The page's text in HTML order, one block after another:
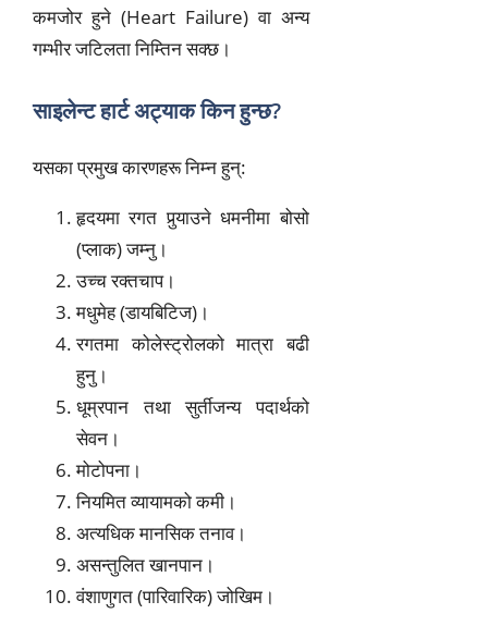
कमजोर हुने (Heart Failure) वा अन्य
गम्भीर जटिलता निम्तिन सक्छ।
साइलेन्ट हार्ट अट्याक किन हुन्छ?
यसका प्रमुख कारणहरू निम्न हुन्:
हृदयमा रगत पुर्‍याउने धमनीमा बोसो
(प्लाक) जम्नु।
उच्च रक्तचाप।
मधुमेह (डायबिटिज)।
रगतमा कोलेस्ट्रोलको मात्रा बढी
हुनु।
धूम्रपान तथा सुर्तीजन्य पदार्थको
सेवन।
मोटोपना।
नियमित व्यायामको कमी।
अत्यधिक मानसिक तनाव।
असन्तुलित खानपान।
वंशाणुगत (पारिवारिक) जोखिम।